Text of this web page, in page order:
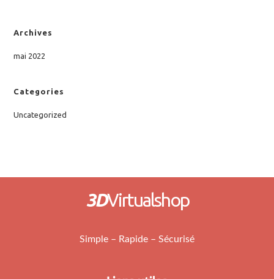
Archives
mai 2022
Categories
Uncategorized
3DVirtualshop
Simple – Rapide – Sécurisé